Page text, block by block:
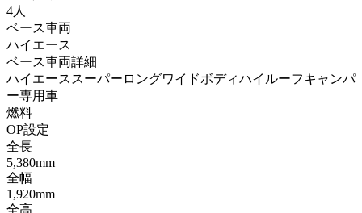
4人
ベース車両
ハイエース
ベース車両詳細
ハイエーススーパーロングワイドボディハイルーフキャンパ
ー専用車
燃料
OP設定
全長
5,380mm
全幅
1,920mm
全高